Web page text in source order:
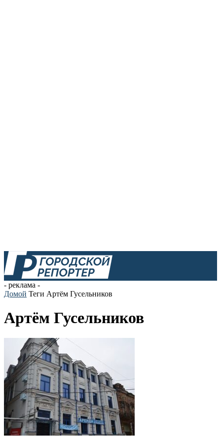
- реклама -
Домой Теги Артём Гусельников
Артём Гусельников